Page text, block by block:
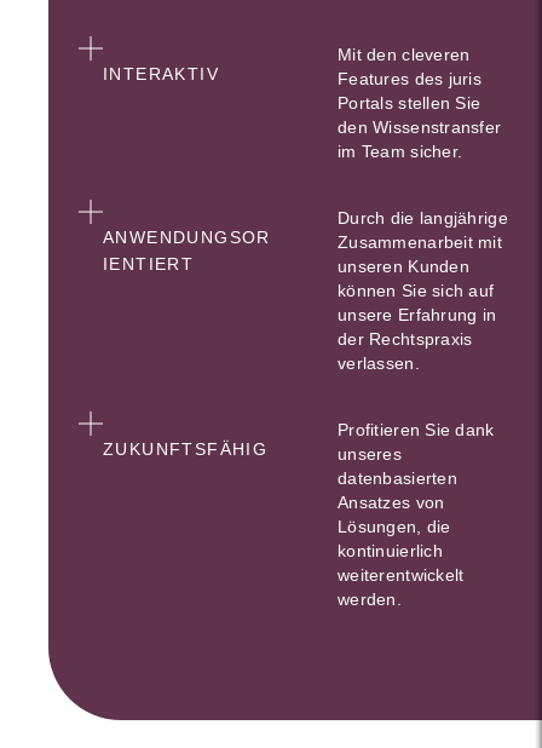
INTERAKTIV
Mit den cleveren
Features des juris
Portals stellen Sie
den Wissenstransfer
im Team sicher.
ANWENDUNGSOR
IENTIERT
Durch die langjährige
Zusammenarbeit mit
unseren Kunden
können Sie sich auf
unsere Erfahrung in
der Rechtspraxis
verlassen.
ZUKUNFTSFÄHIG
Profitieren Sie dank
unseres
datenbasierten
Ansatzes von
Lösungen, die
kontinuierlich
weiterentwickelt
werden.